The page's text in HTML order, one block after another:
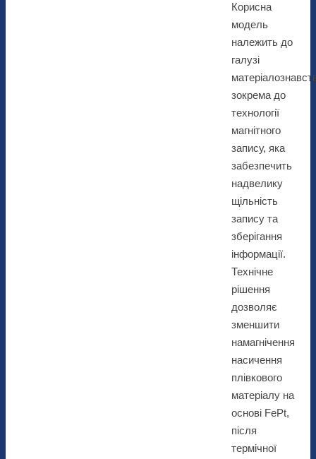
Корисна
модель
належить до
галузі
зокрема до
технології
магнітного
запису, яка
забезпечить
надвелику
щільність
запису та
зберігання
інформації.
Технічне
рішення
дозволяє
зменшити
намагнічення
насичення
плівкового
матеріалу на
основі FePt,
після
термічної